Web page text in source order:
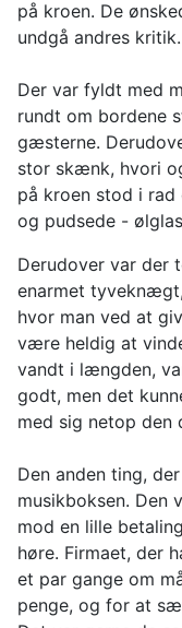
på kroen. De
undgå andres kritik.
Der var fyldt med
rundt om bordene
gæsterne.
stor skænk, hvori
på kroen stod i
og pudsede -
Derudover var der
enarmet
hvor man ved at
være heldig at
vandt i længden,
godt, men det
med sig netop den
Den anden ting,
musikboksen. Den
mod en lille
høre. Firmaet, der
et par gange om
penge, og for at